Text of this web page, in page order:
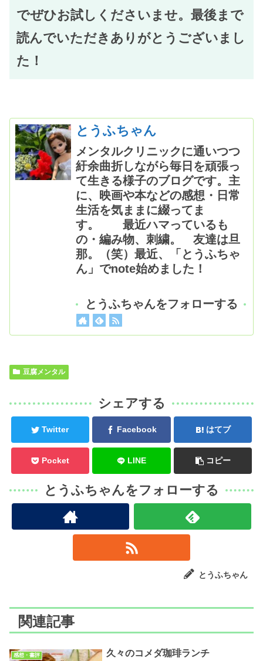
でぜひお試しくださいませ。最後まで
読んでいただきありがとうございまし
た！
とうふちゃん
メンタルクリニックに通いつつ
紆余曲折しながら毎日を頑張っ
て生きる様子のブログです。主
に、映画や本などの感想・日常
生活を気ままに綴ってま
す。 最近ハマっているも
の・編み物、刺繍。 友達は旦
那。（笑）最近、「とうふちゃ
ん」でnote始めました！
とうふちゃんをフォローする
豆腐メンタル
シェアする
Twitter Facebook はてブ
Pocket LINE コピー
とうふちゃんをフォローする
とうふちゃん
関連記事
感想・書評 久々のコメダ珈琲ランチ